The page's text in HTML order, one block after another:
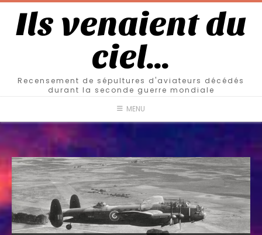
Ils venaient du
ciel…
Recensement de sépultures d'aviateurs décédés
durant la seconde guerre mondiale
MENU